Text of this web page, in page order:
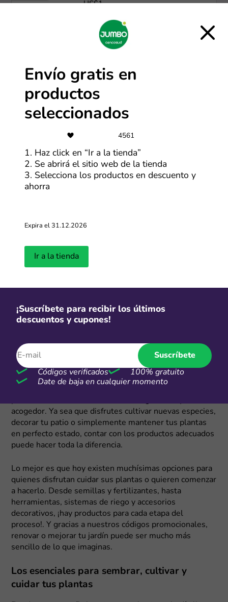
US$1
Más cupones de Alibaba
-75%
productos seleccionados
Más cupones de SHEIN
-30%
Ofertas Alibaba de hasta 30% OFF
Cupones actualizados el jueves, 6 de agosto de 2026
Envío gratis en
productos
seleccionados
4561
1. Haz click en “Ir a la tienda”
2. Se abrirá el sitio web de la tienda
3. Selecciona los productos en descuento y
ahorra
Expira el 31.12.2026
Ir a la tienda
¡Suscríbete para recibir los últimos
descuentos y cupones!
Suscríbete
Códigos verificados
100% gratuito
Date de baja en cualquier momento
Jardinería descuentos y cupones
Las áreas verdes tienen la capacidad de cambiar por
completo la energía de un espacio. Basta con algunas
acogedor. Ya sea que disfrutes cultivar nuevas especies,
decorar tu patio o simplemente mantener tus plantas
en perfecto estado, contar con los productos adecuados
puede hacer toda la diferencia.
Lo mejor es que hoy existen muchísimas opciones para
quienes disfrutan cuidar sus plantas o quieren comenzar
a hacerlo. Desde semillas y fertilizantes, hasta
herramientas, sistemas de riego y accesorios
decorativos, ¡hay productos para cada etapa del
proceso!. Y gracias a nuestros códigos promocionales,
renovar o mejorar tu jardín puede ser mucho más
sencillo de lo que imaginas.
Los esenciales para sembrar, cultivar y
cuidar tus plantas